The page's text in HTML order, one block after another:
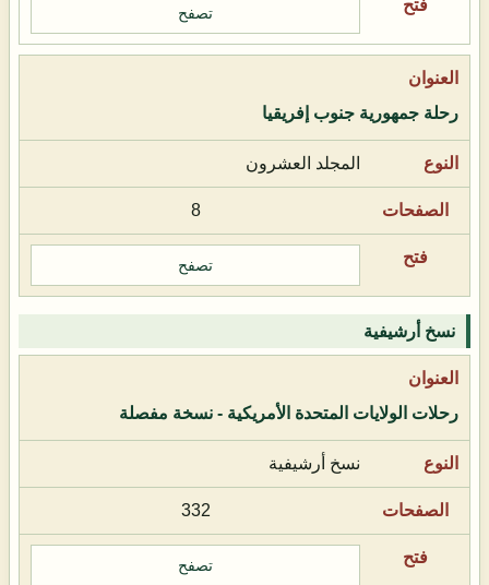
تصفح
رحلة جمهورية جنوب إفريقيا
المجلد العشرون
8
تصفح
نسخ أرشيفية
رحلات الولايات المتحدة الأمريكية - نسخة مفصلة
نسخ أرشيفية
332
تصفح